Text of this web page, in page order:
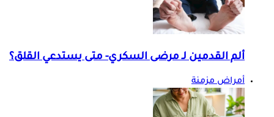
ألم القدمين لـ مرضى السكري- متى يستدعي القلق؟
أمراض مزمنة